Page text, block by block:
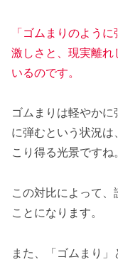
「ゴムまりのよう
激しさと、現実離れ
いるのです。
ゴムまりは軽やか
に弾むという状況
こり得る光景ですね。
この対比によって
ことになります。
また、「ゴムまり